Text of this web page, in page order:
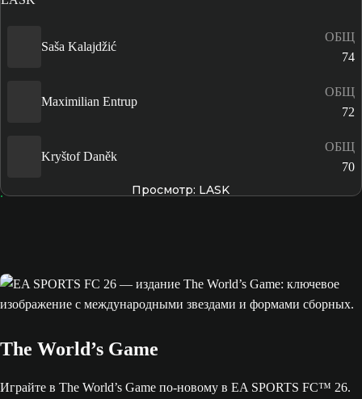
Saša Kalajdžić
ОБЩ
74
Maximilian Entrup
ОБЩ
72
Kryštof Daněk
ОБЩ
70
Просмотр: LASK
The World’s Game
Играйте в The World’s Game по-новому в EA SPORTS FC™ 26.